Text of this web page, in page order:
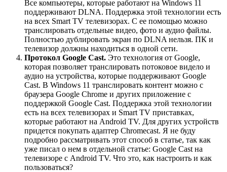
Все компьютеры, которые работают на Windows 11
поддерживают DLNA. Поддержка этой технологии есть
на всех Smart TV телевизорах. С ее помощью можно
транслировать отдельные видео, фото и аудио файлы.
Полностью дублировать экран по DLNA нельзя. ПК и
телевизор должны находиться в одной сети.
Протокол Google Cast. Это технология от Google,
которая позволяет транслировать потоковое видело и
аудио на устройства, которые поддерживают Google
Cast. В Windows 11 транслировать контент можно с
браузера Google Chrome и других приложение с
поддержкой Google Cast. Поддержка этой технологии
есть на всех телевизорах и Smart TV приставках,
которые работают на Android TV. Для других устройств
придется покупать адаптер Chromecast. Я не буду
подробно рассматривать этот способ в статье, так как
уже писал о нем в отдельной статье: Google Cast на
телевизоре с Android TV. Что это, как настроить и как
пользоваться?